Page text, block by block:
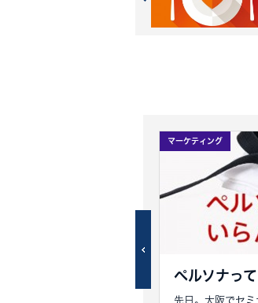
マーケティング
ペルソナっ
先日。大阪でセ